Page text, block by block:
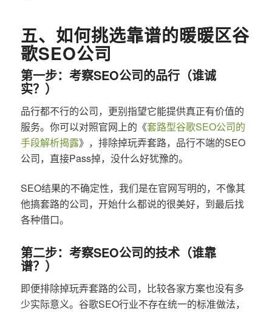
五、如何挑选靠谱的暖暖区谷
歌SEO公司
第一步：考察SEO公司的品行（谁诚
实？）
品行都不行的公司，更别指望它能提供真正有价值的
服务。你可以对照官网上的《套路型谷歌SEO公司的
手段解析揭露》，排除掉玩弄套路，品行不端的SEO
公司，直接Pass掉，没什么好犹豫的。
SEO结果的不确定性，我们是在官网写明的，不像其
他搞套路的公司，开始什么都说的很美好，到最后找
各种借口。
第二步：考察SEO公司的技术（谁靠
谱？）
即便排除掉玩弄套路的公司，比较各家方案也没有多
少实际意义。谷歌SEO行业不存在统一的标准做法，